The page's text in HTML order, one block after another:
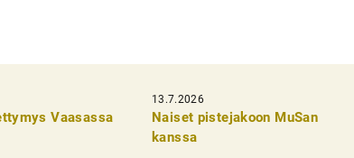
Vaasassa
13.7.2026
Naiset pistejakoon MuSan
kanssa